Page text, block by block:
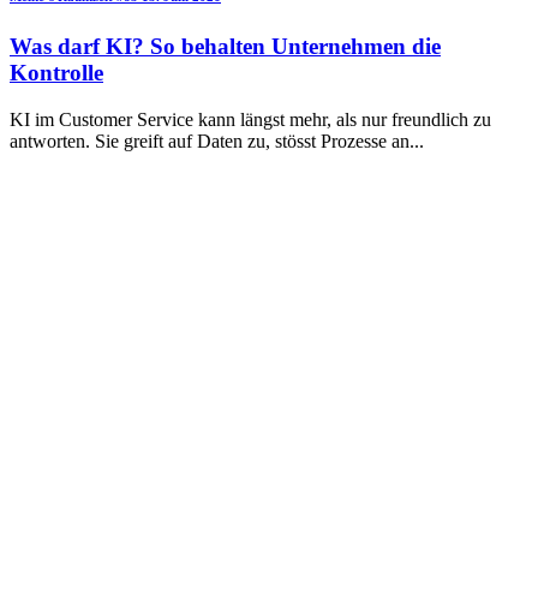
Was darf KI? So behalten Unternehmen die
Kontrolle
KI im Customer Service kann längst mehr, als nur freundlich zu
antworten. Sie greift auf Daten zu, stösst Prozesse an...